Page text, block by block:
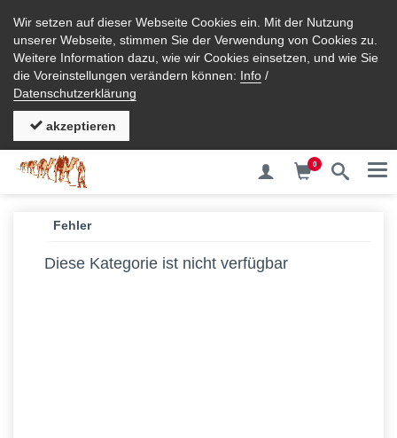
Wir setzen auf dieser Webseite Cookies ein. Mit der Nutzung
unserer Webseite, stimmen Sie der Verwendung von Cookies zu.
Weitere Information dazu, wie wir Cookies einsetzen, und wie Sie
die Voreinstellungen verändern können: Info /
Datenschutzerklärung
akzeptieren
0
Fehler
Diese Kategorie ist nicht verfügbar